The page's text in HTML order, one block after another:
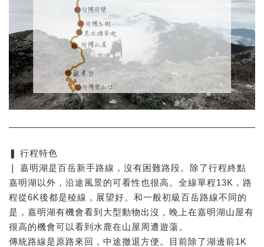
❚ 行程特色
❘ 嘉明湖是百岳新手路線，沒有困難路段。除了行程終點
嘉明湖以外，沿途風景的可看性也很高。全線單程13K，路
程從6K後都是稜線，展望好。和一般初級百岳路線不同的
是，嘉明湖有機會看到大型動物出沒，晚上在嘉明湖山屋有
很高的機會可以看到水鹿在山屋周遭遊蕩。
傳統路線是原路來回，中途撤退方便。目前除了湖邊前1K